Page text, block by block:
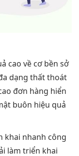
cao về cơbền sở
dạng thất thoát
đơn hàng hiển
buôn hiệu quả
khai nhanh công
làm triển khai